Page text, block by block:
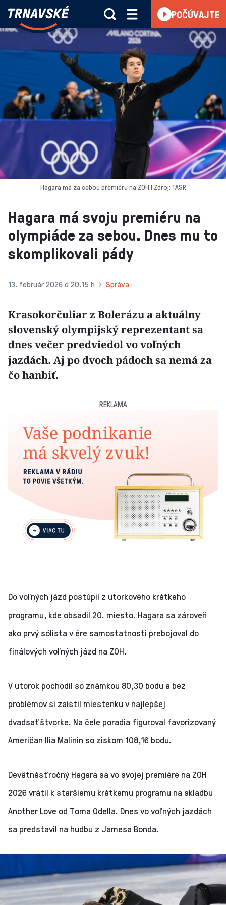
Skočiť na obsah
Trnavské
-
Vieme,
čo
sa
deje
v
kraji
POČÚVAJTE
Hagara má svoju premiéru na
olympiáde za sebou. Dnes mu to
skomplikovali pády
13. február 2026 o 20.15 h Správa
Krasokorčuliar z Bolerázu a aktuálny
slovenský olympijský reprezentant sa
dnes večer predviedol vo voľných
jazdách. Aj po dvoch pádoch sa nemá za
čo hanbiť.
Hagara má za sebou premiéru na ZOH | Zdroj: TASR
REKLAMA
Do voľných jázd postúpil z utorkového krátkeho
programu, kde obsadil 20. miesto. Hagara sa zároveň
ako prvý sólista v ére samostatnosti prebojoval do
finálových voľných jázd na ZOH.
V utorok pochodil so známkou 80,30 bodu a bez
problémov si zaistil miestenku v najlepšej
dvadsaťštvorke. Na čele poradia figuroval favorizovaný
Američan Ilia Malinin so ziskom 108,16 bodu.
Devätnásťročný Hagara sa vo svojej premiére na ZOH
2026 vrátil k staršiemu krátkemu programu na skladbu
Another Love od Toma Odella. Dnes vo voľných jazdách
sa predstavil na hudbu z Jamesa Bonda.